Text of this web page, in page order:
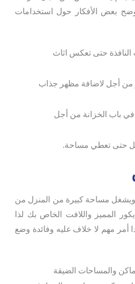
بعض الأفكار حول استخدامات
حتى تعكس اثاث
من أجل لاضافة مظهر جذاب
في باب الخزانة من أجل
حتى تعطي مساحة.
مساحة كبيرة من المنزل من
المميز واللافت الخاص بك لذا
أمر مهم لا خلاف عليه وفائدة وضع
والمساحات الضيقة